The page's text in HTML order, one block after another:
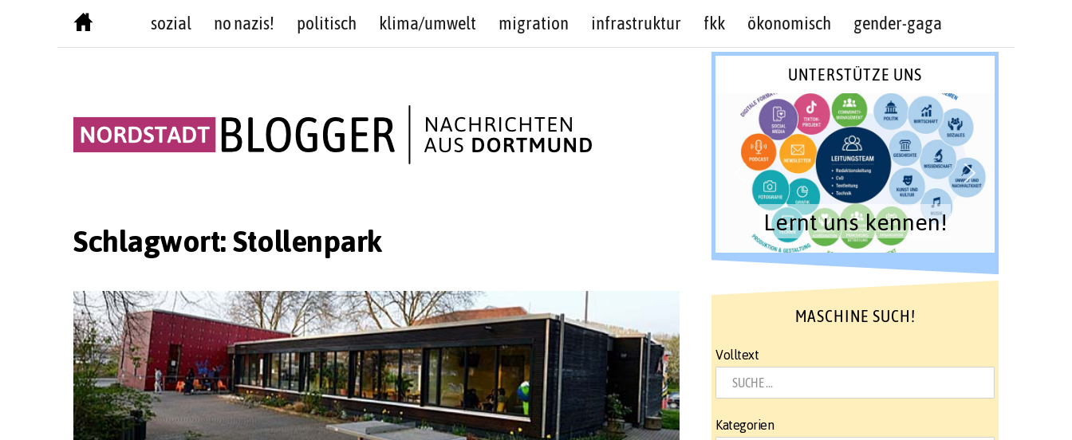
sozial no nazis! politisch klima/umwelt migration infrastruktur fkk ökonomisch gender-gaga
Schlagwort:Stollenpark
UNTERSTÜTZE UNS
Lernt uns kennen!
MASCHINE SUCH!
Volltext
Kategorien